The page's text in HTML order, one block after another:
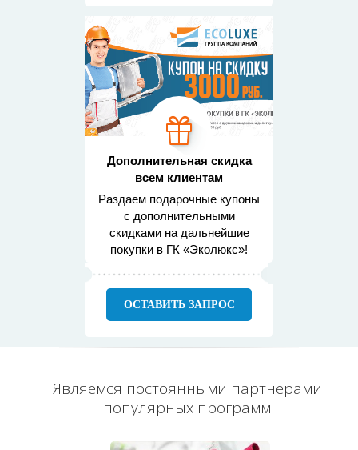
Дополнительная скидка
всем клиентам
Раздаем подарочные купоны
с дополнительными
скидками на дальнейшие
покупки в ГК «Эколюкс»!
ОСТАВИТЬ ЗАПРОС
Являемся постоянными партнерами
популярных программ